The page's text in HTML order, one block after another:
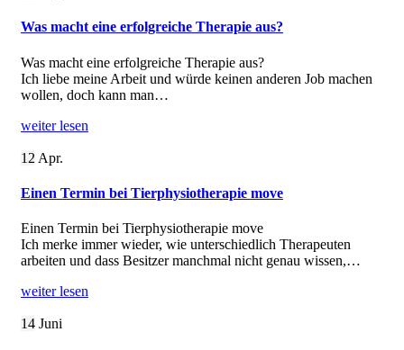
Was macht eine erfolgreiche Therapie aus?
Was macht eine erfolgreiche Therapie aus?
Ich liebe meine Arbeit und würde keinen anderen Job machen
wollen, doch kann man…
weiter lesen
12 Apr.
Einen Termin bei Tierphysiotherapie move
Einen Termin bei Tierphysiotherapie move
Ich merke immer wieder, wie unterschiedlich Therapeuten
arbeiten und dass Besitzer manchmal nicht genau wissen,…
weiter lesen
14 Juni